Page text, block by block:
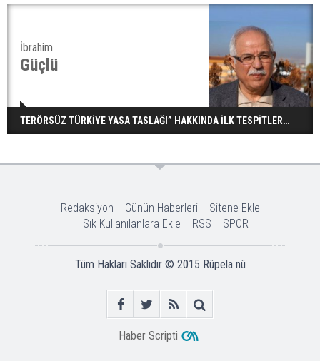
İbrahim
Güçlü
TERÖRSÜZ TÜRKİYE YASA TASLAĞI” HAKKINDA İLK TESPİTLER…
Redaksiyon Günün Haberleri
Sitene Ekle
Sık Kullanılanlara Ekle
RSS SPOR
Tüm Hakları Saklıdır © 2015 Rûpela nû
Haber Scripti